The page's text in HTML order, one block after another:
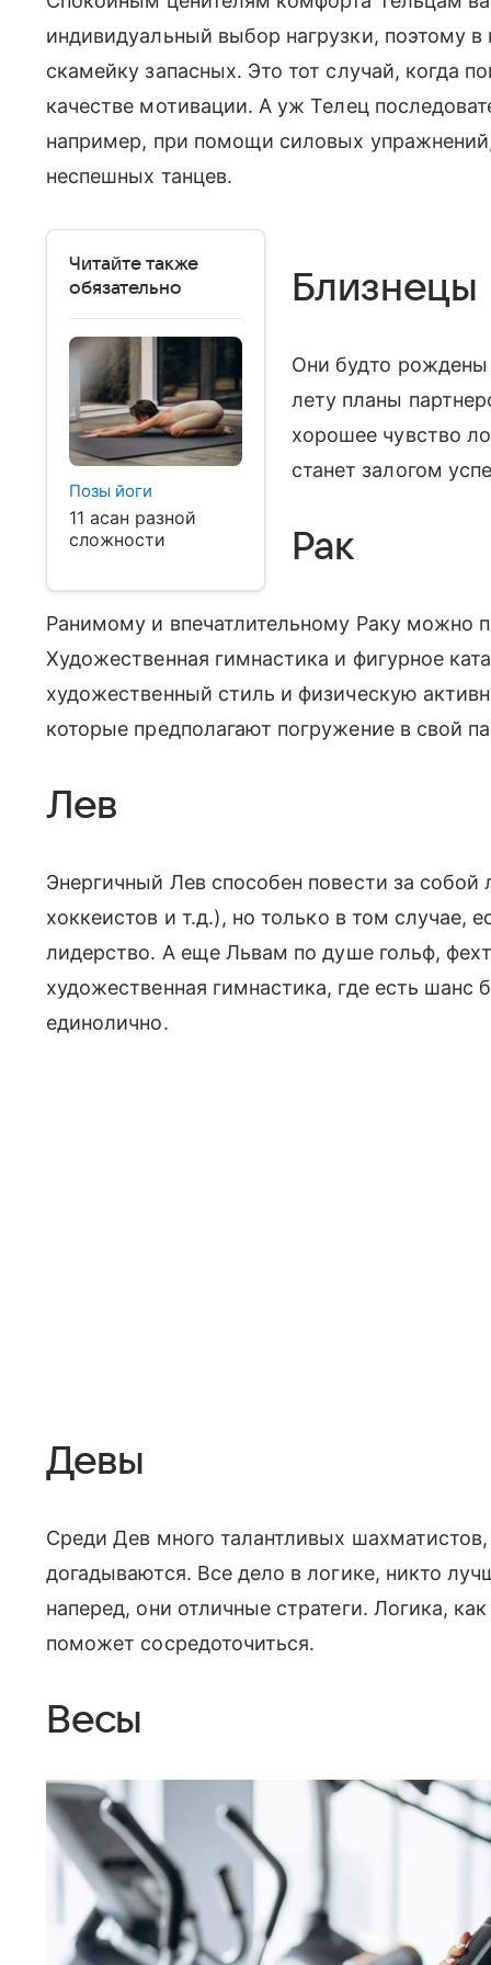
индивидуальный выбор нагрузки, поэтому
скамейку запасных. Это тот случай, когда
качестве мотивации. А уж Телец
например, при помощи силовых
неспешных танцев.
Читайте также
обязательно
Позы йоги
11 асан разной
сложности
Близнецы
Они будто рождены
лету планы
хорошее чувство
станет залогом
Рак
Ранимому и впечатлительному Раку можно
Художественная гимнастика и фигурное
художественный стиль и физическую
которые предполагают погружение в свой
Лев
Энергичный Лев способен повести за
хоккеистов и т.д.), но только в том случае,
лидерство. А еще Львам по душе гольф,
художественная гимнастика, где есть шанс
единолично.
Девы
Среди Дев много талантливых
догадываются. Все дело в логике, никто
наперед, они отличные стратеги. Логика,
поможет сосредоточиться.
Весы